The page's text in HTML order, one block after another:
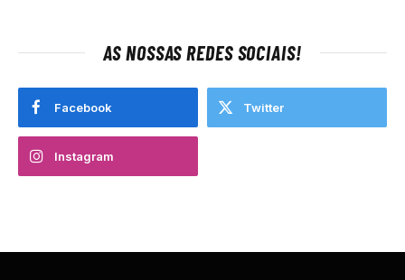
AS NOSSAS REDES SOCIAIS!
Facebook Twitter
Instagram